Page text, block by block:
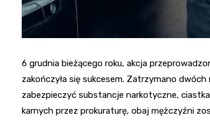
6 grudnia bieżącego roku, akcja
zakończyła się sukcesem. Zatrzymano dwóch
zabezpieczyć substancje narkotyczne,
karnych przez prokuraturę, obaj mężczyźni